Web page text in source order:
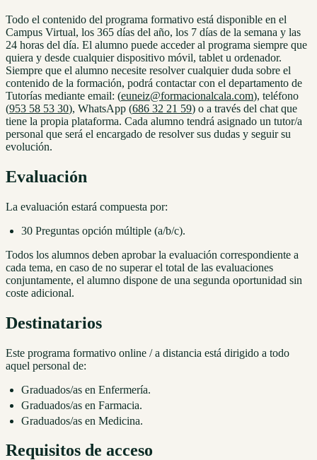
Todo el contenido del programa formativo está disponible en el
Campus Virtual, los 365 días del año, los 7 días de la semana y las
24 horas del día. El alumno puede acceder al programa siempre que
quiera y desde cualquier dispositivo móvil, tablet u ordenador.
Siempre que el alumno necesite resolver cualquier duda sobre el
contenido de la formación, podrá contactar con el departamento de
Tutorías mediante email: (euneiz@formacionalcala.com), teléfono
(953 58 53 30), WhatsApp (686 32 21 59) o a través del chat que
tiene la propia plataforma. Cada alumno tendrá asignado un tutor/a
personal que será el encargado de resolver sus dudas y seguir su
evolución.
Evaluación
La evaluación estará compuesta por:
30 Preguntas opción múltiple (a/b/c).
Todos los alumnos deben aprobar la evaluación correspondiente a
cada tema, en caso de no superar el total de las evaluaciones
conjuntamente, el alumno dispone de una segunda oportunidad sin
coste adicional.
Destinatarios
Este programa formativo online / a distancia está dirigido a todo
aquel personal de:
Graduados/as en Enfermería.
Graduados/as en Farmacia.
Graduados/as en Medicina.
Requisitos de acceso